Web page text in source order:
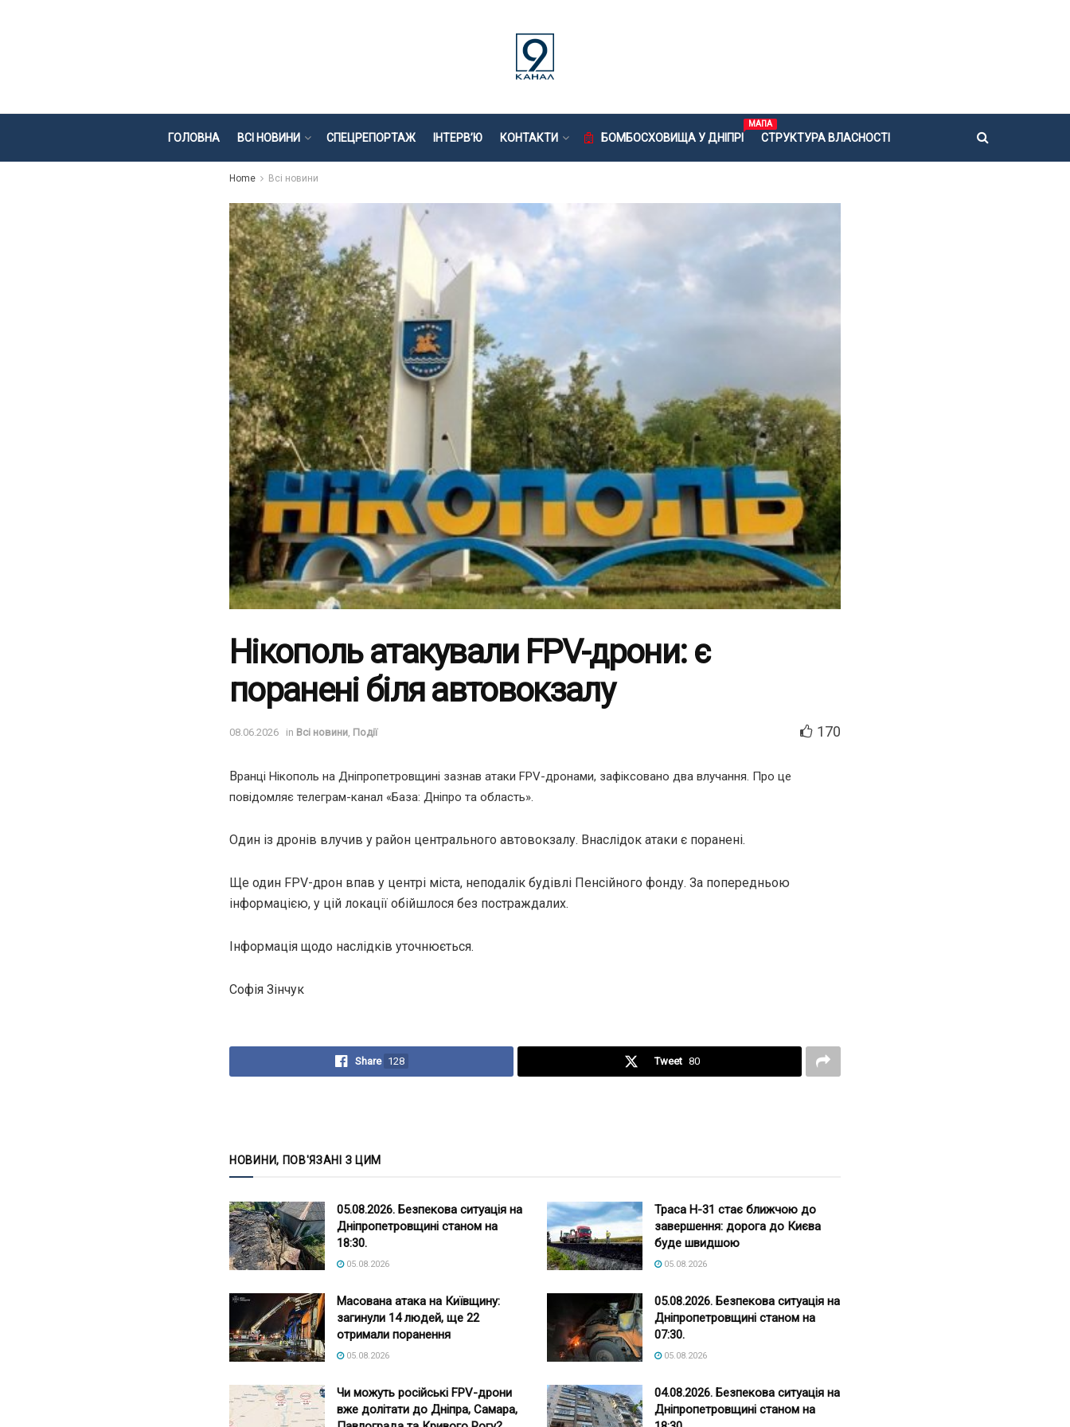
ГОЛОВНА ВСІ НОВИНИ СПЕЦРЕПОРТАЖ ІНТЕРВ’Ю КОНТАКТИ БОМБОСХОВИЩА У ДНІПРІ
МАПА
СТРУКТУРА ВЛАСНОСТІ
Home Всі новини
Нікополь атакували FPV-дрони: є
поранені біля автовокзалу
08.06.2026 in Всі новини, Події 170
Вранці Нікополь на Дніпропетровщині зазнав атаки FPV-дронами, зафіксовано два влучання. Про це
повідомляє телеграм-канал «База: Дніпро та область».
Один із дронів влучив у район центрального автовокзалу. Внаслідок атаки є поранені.
Ще один FPV-дрон впав у центрі міста, неподалік будівлі Пенсійного фонду. За попередньою
інформацією, у цій локації обійшлося без постраждалих.
Інформація щодо наслідків уточнюється.
Софія Зінчук
Share 128 Tweet 80
НОВИНИ, ПОВ'ЯЗАНІ З ЦИМ
05.08.2026. Безпекова ситуація на
Дніпропетровщині станом на
18:30.
05.08.2026
Траса Н-31 стає ближчою до
завершення: дорога до Києва
буде швидшою
05.08.2026
Масована атака на Київщину:
загинули 14 людей, ще 22
отримали поранення
05.08.2026
05.08.2026. Безпекова ситуація на
Дніпропетровщині станом на
07:30.
05.08.2026
Чи можуть російські FPV-дрони
вже долітати до Дніпра, Самара,
04.08.2026. Безпекова ситуація на
Дніпропетровщині станом на